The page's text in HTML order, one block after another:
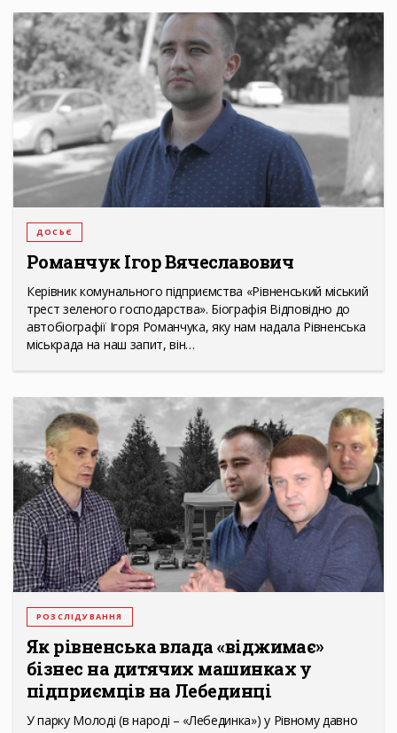
ДОСЬЄ
Романчук Ігор Вячеславович
Керівник комунального підприємства «Рівненський міський
трест зеленого господарства». Біографія Відповідно до
автобіографії Ігоря Романчука, яку нам надала Рівненська
міськрада на наш запит, він…
РОЗСЛІДУВАННЯ
Як рівненська влада «віджимає»
бізнес на дитячих машинках у
підприємців на Лебединці
У парку Молоді (в народі – «Лебединка») у Рівному давно